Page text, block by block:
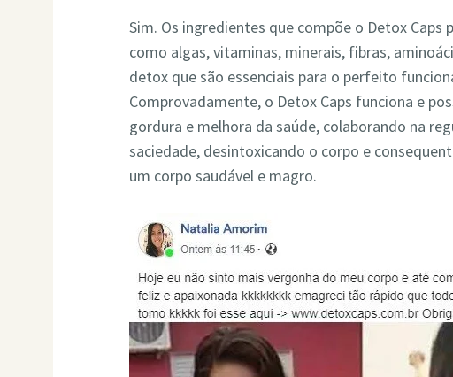
Sim. Os ingredientes que compõe o Detox
como algas, vitaminas, minerais, fibras,
detox que são essenciais para o perfeito
Comprovadamente, o Detox Caps funciona e
gordura e melhora da saúde, colaborando na
saciedade, desintoxicando o corpo e
um corpo saudável e magro.